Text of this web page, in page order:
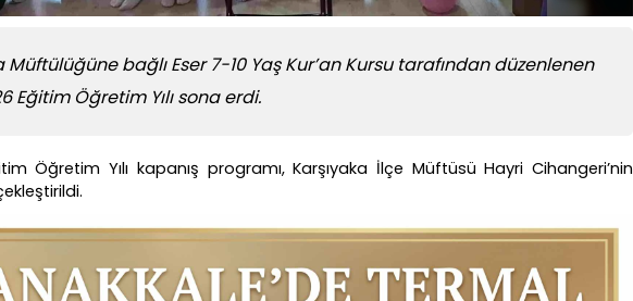
Müftülüğüne bağlı Eser 7-10 Yaş Kur’an Kursu tarafından düzenlenen
Eğitim Öğretim Yılı sona erdi.
Öğretim Yılı kapanış programı, Karşıyaka İlçe Müftüsü Hayri Cihangeri’nin